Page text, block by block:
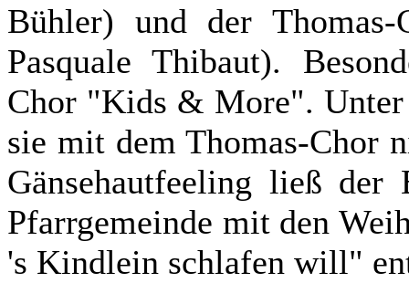
Bühler) und der
Pasquale Thibaut).
Chor "Kids & More". Unter
sie mit dem Thomas-Chor
Gänsehautfeeling ließ der
Pfarrgemeinde mit den
's Kindlein schlafen will"